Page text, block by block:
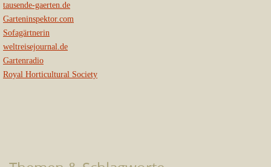
tausende-gaerten.de
Garteninspektor.com
Sofagärtnerin
weltreisejournal.de
Gartenradio
Royal Horticultural Society